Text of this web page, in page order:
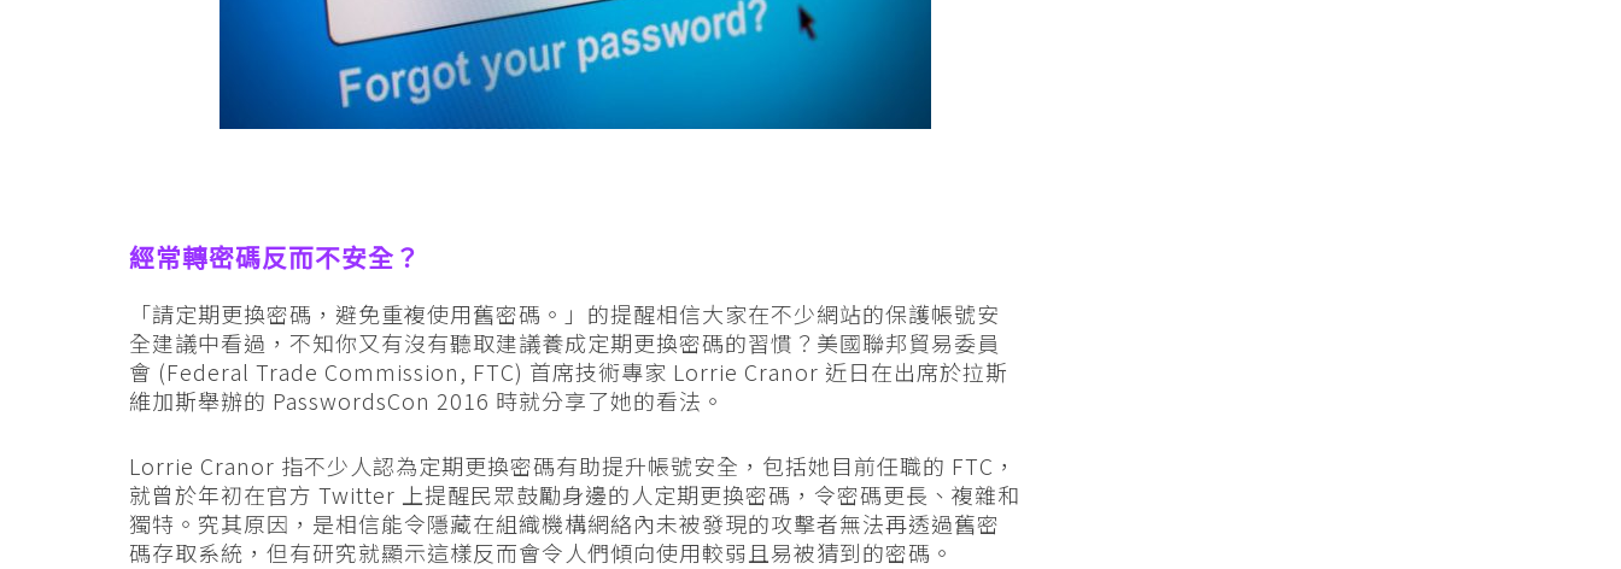
經常轉密碼反而不安全？
「請定期更換密碼，避免重複使用舊密碼。」的提醒相信大家在不少網站的保護帳號安
全建議中看過，不知你又有沒有聽取建議養成定期更換密碼的習慣？美國聯邦貿易委員
會 (Federal Trade Commission, FTC) 首席技術專家 Lorrie Cranor 近日在出席於拉斯
維加斯舉辦的 PasswordsCon 2016 時就分享了她的看法。
Lorrie Cranor 指不少人認為定期更換密碼有助提升帳號安全，包括她目前任職的 FTC，
就曾於年初在官方 Twitter 上提醒民眾鼓勵身邊的人定期更換密碼，令密碼更長、複雜和
獨特。究其原因，是相信能令隱藏在組織機構網絡內未被發現的攻擊者無法再透過舊密
碼存取系統，但有研究就顯示這樣反而會令人們傾向使用較弱且易被猜到的密碼。